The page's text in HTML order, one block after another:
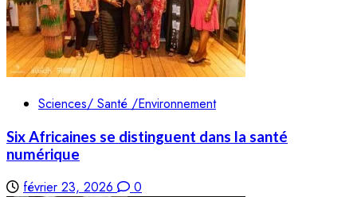
Sciences/ Santé /Environnement
Six Africaines se distinguent dans la santé
numérique
février 23, 2026 0